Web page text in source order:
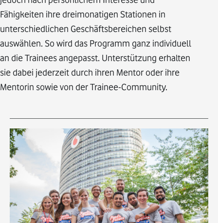
Fähigkeiten ihre dreimonatigen Stationen in
unterschiedlichen Geschäftsbereichen selbst
auswählen. So wird das Programm ganz individuell
an die Trainees angepasst. Unterstützung erhalten
sie dabei jederzeit durch ihren Mentor oder ihre
Mentorin sowie von der Trainee-Community.